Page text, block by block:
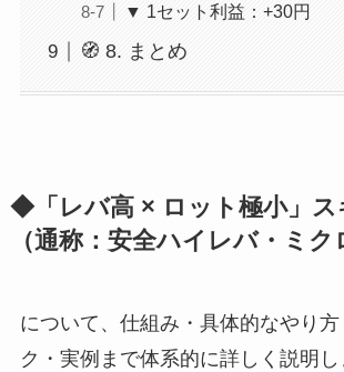
▼ 1セット利益：+30円
🧭 8. まとめ
◆「レバ高 × ロット極小」ス
（通称：安全ハイレバ・ミク
について、仕組み・具体的なやり
ク・実例まで体系的に詳しく説明し